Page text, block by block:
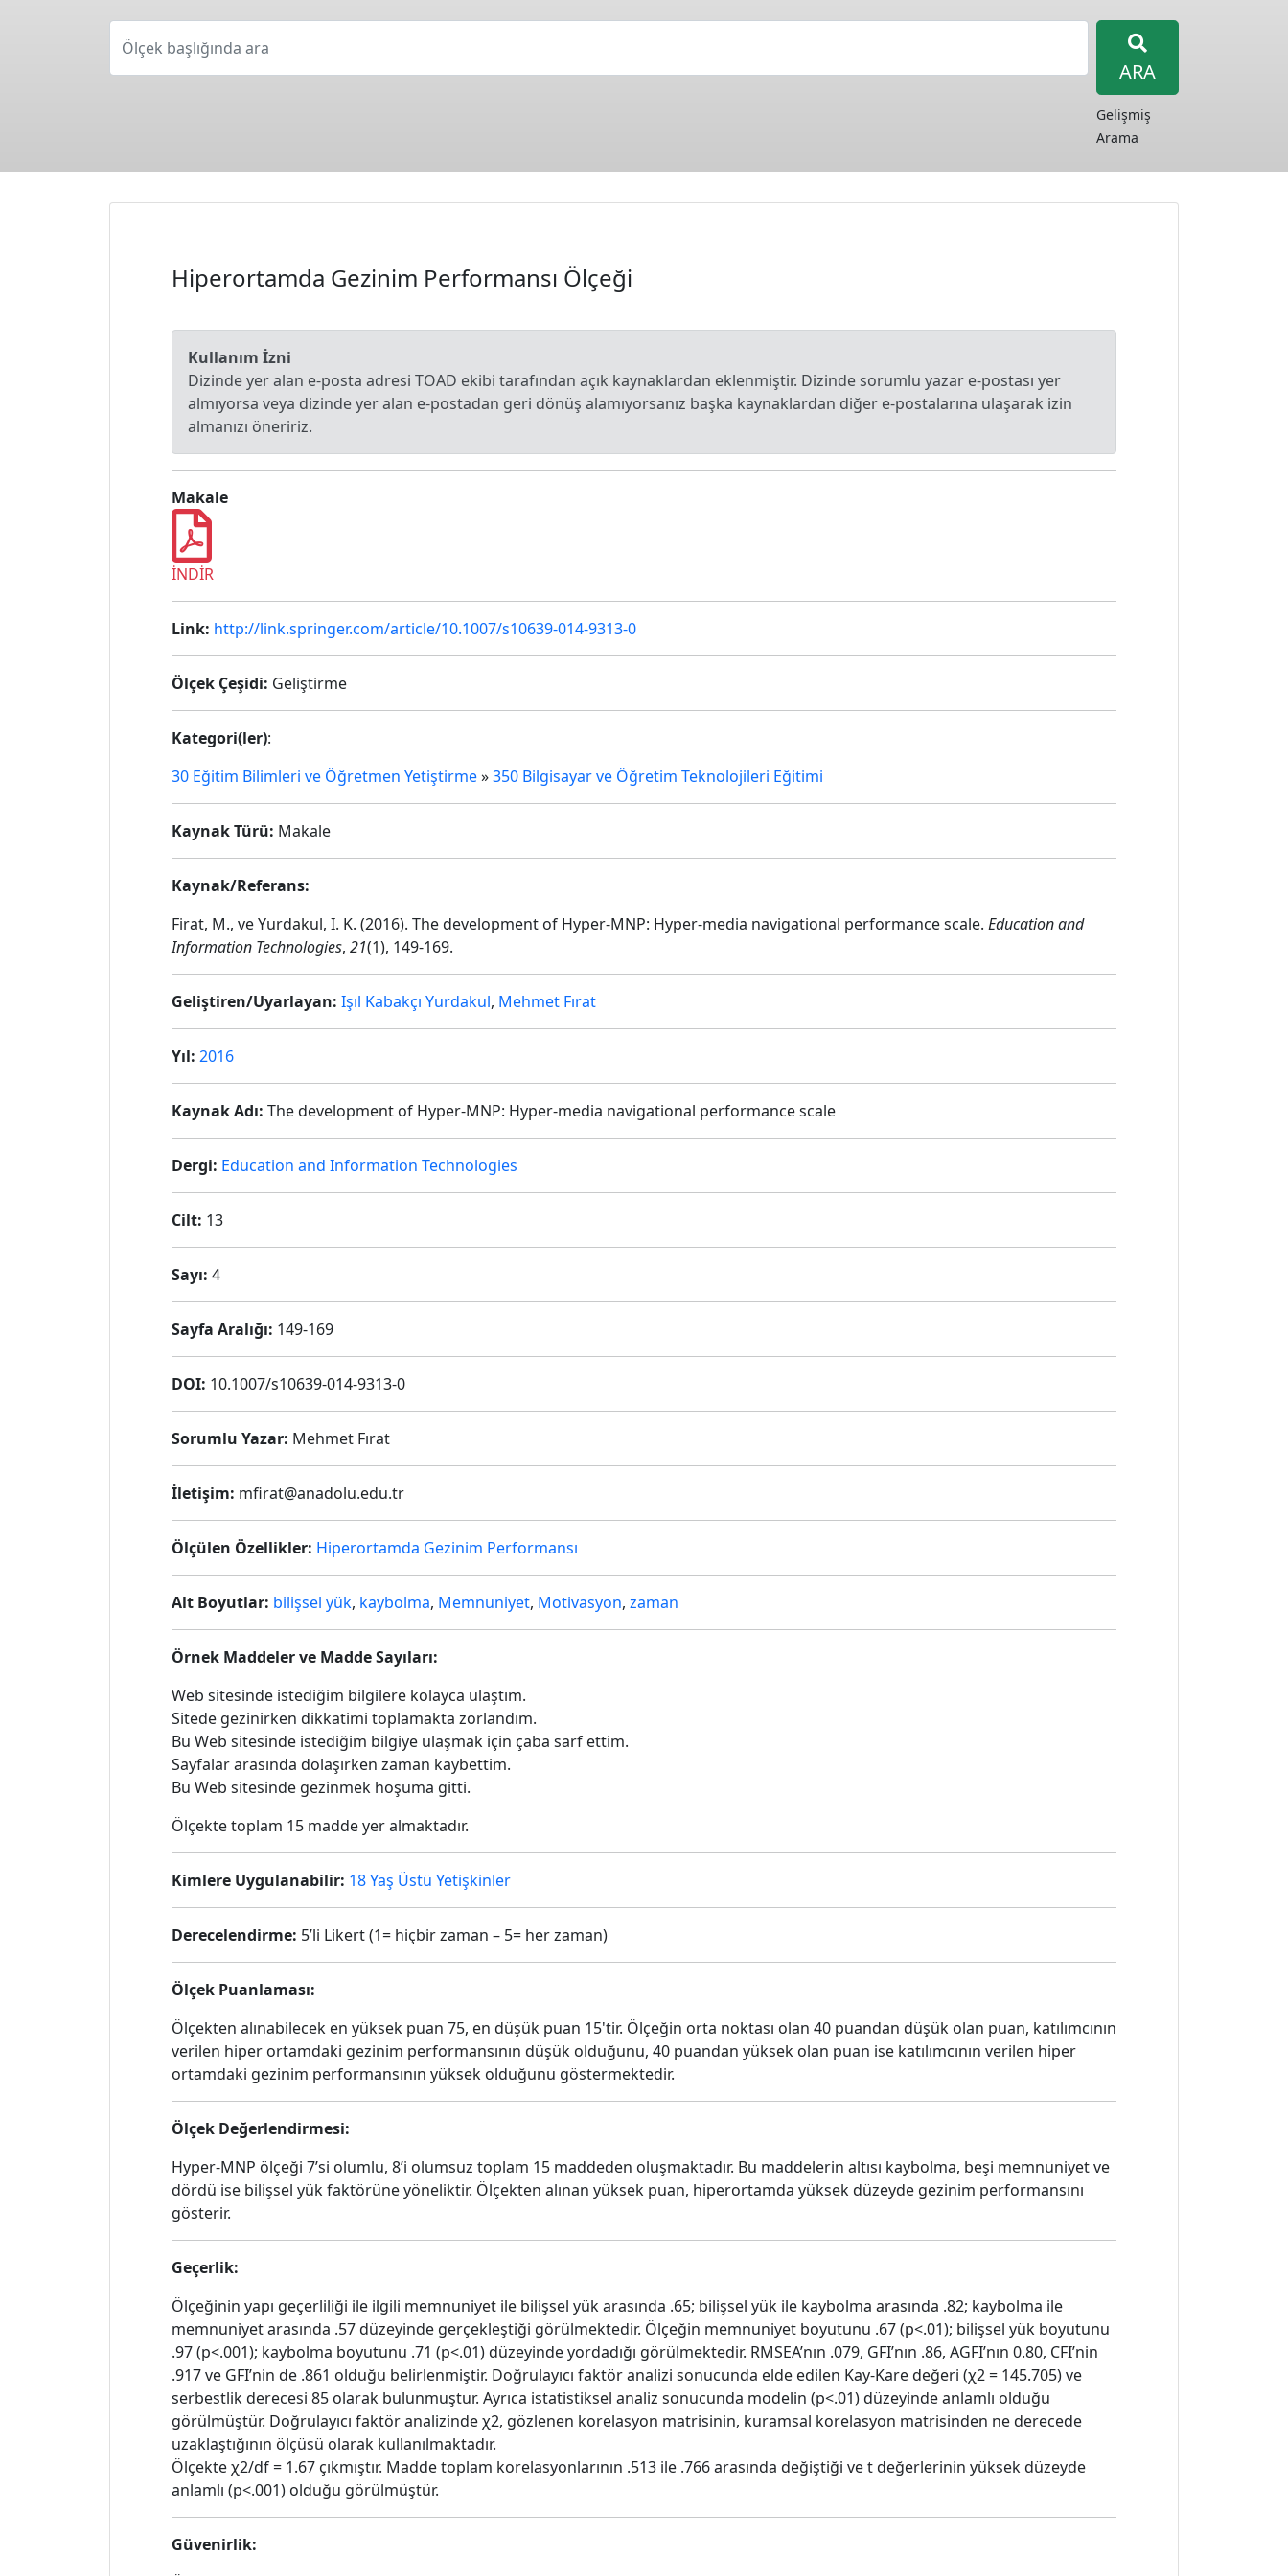
Ölçek başlığında ara
ARA
Gelişmiş
Arama
Hiperortamda Gezinim Performansı Ölçeği
Kullanım İzni
Dizinde yer alan e-posta adresi TOAD ekibi tarafından açık kaynaklardan eklenmiştir. Dizinde sorumlu yazar e-postası yer
almıyorsa veya dizinde yer alan e-postadan geri dönüş alamıyorsanız başka kaynaklardan diğer e-postalarına ulaşarak izin
almanızı öneririz.
Makale
İNDİR
Link: http://link.springer.com/article/10.1007/s10639-014-9313-0
Ölçek Çeşidi: Geliştirme
Kategori(ler):
30 Eğitim Bilimleri ve Öğretmen Yetiştirme»350 Bilgisayar ve Öğretim Teknolojileri Eğitimi
Kaynak Türü: Makale
Kaynak/Referans:
Firat, M., ve Yurdakul, I. K. (2016). The development of Hyper-MNP: Hyper-media navigational performance scale. Education and
Information Technologies, 21(1), 149-169.
Geliştiren/Uyarlayan: Işıl Kabakçı Yurdakul, Mehmet Fırat
Yıl: 2016
Kaynak Adı: The development of Hyper-MNP: Hyper-media navigational performance scale
Dergi: Education and Information Technologies
Cilt: 13
Sayı: 4
Sayfa Aralığı: 149-169
DOI: 10.1007/s10639-014-9313-0
Sorumlu Yazar: Mehmet Fırat
İletişim: mfirat@anadolu.edu.tr
Ölçülen Özellikler: Hiperortamda Gezinim Performansı
Alt Boyutlar: bilişsel yük, kaybolma, Memnuniyet, Motivasyon, zaman
Örnek Maddeler ve Madde Sayıları:
Web sitesinde istediğim bilgilere kolayca ulaştım.
Sitede gezinirken dikkatimi toplamakta zorlandım.
Bu Web sitesinde istediğim bilgiye ulaşmak için çaba sarf ettim.
Sayfalar arasında dolaşırken zaman kaybettim.
Bu Web sitesinde gezinmek hoşuma gitti.
Ölçekte toplam 15 madde yer almaktadır.
Kimlere Uygulanabilir: 18 Yaş Üstü Yetişkinler
Derecelendirme: 5’li Likert (1= hiçbir zaman – 5= her zaman)
Ölçek Puanlaması:
Ölçekten alınabilecek en yüksek puan 75, en düşük puan 15'tir. Ölçeğin orta noktası olan 40 puandan düşük olan puan, katılımcının
verilen hiper ortamdaki gezinim performansının düşük olduğunu, 40 puandan yüksek olan puan ise katılımcının verilen hiper
ortamdaki gezinim performansının yüksek olduğunu göstermektedir.
Ölçek Değerlendirmesi:
Hyper-MNP ölçeği 7’si olumlu, 8’i olumsuz toplam 15 maddeden oluşmaktadır. Bu maddelerin altısı kaybolma, beşi memnuniyet ve
dördü ise bilişsel yük faktörüne yöneliktir. Ölçekten alınan yüksek puan, hiperortamda yüksek düzeyde gezinim performansını
gösterir.
Geçerlik:
Ölçeğinin yapı geçerliliği ile ilgili memnuniyet ile bilişsel yük arasında .65; bilişsel yük ile kaybolma arasında .82; kaybolma ile
memnuniyet arasında .57 düzeyinde gerçekleştiği görülmektedir. Ölçeğin memnuniyet boyutunu .67 (p<.01); bilişsel yük boyutunu
.97 (p<.001); kaybolma boyutunu .71 (p<.01) düzeyinde yordadığı görülmektedir. RMSEA’nın .079, GFI’nın .86, AGFI’nın 0.80, CFI’nin
.917 ve GFI’nin de .861 olduğu belirlenmiştir. Doğrulayıcı faktör analizi sonucunda elde edilen Kay-Kare değeri (χ2 = 145.705) ve
serbestlik derecesi 85 olarak bulunmuştur. Ayrıca istatistiksel analiz sonucunda modelin (p<.01) düzeyinde anlamlı olduğu
görülmüştür. Doğrulayıcı faktör analizinde χ2, gözlenen korelasyon matrisinin, kuramsal korelasyon matrisinden ne derecede
uzaklaştığının ölçüsü olarak kullanılmaktadır.
Ölçekte χ2/df = 1.67 çıkmıştır. Madde toplam korelasyonlarının .513 ile .766 arasında değiştiği ve t değerlerinin yüksek düzeyde
anlamlı (p<.001) olduğu görülmüştür.
Güvenirlik: